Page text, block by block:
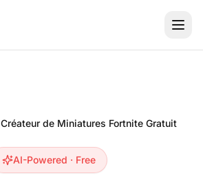
Créateur de Miniatures Fortnite Gratuit
AI-Powered · Free